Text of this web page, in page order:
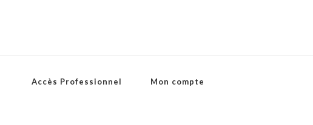
Accès Professionnel Mon compte